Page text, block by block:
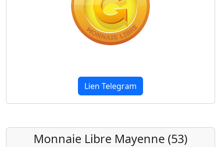
Lien Telegram
Monnaie Libre Mayenne (53)